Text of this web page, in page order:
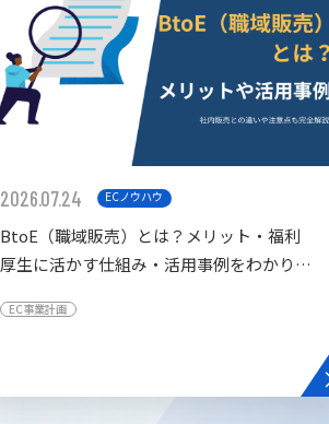
2026.07.24 ECノウハウ
BtoE（職域販売）とは？メリット・福利
厚生に活かす仕組み・活用事例をわかりや
EC事業計画